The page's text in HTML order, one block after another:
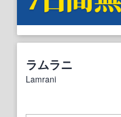
ラムラニ
Lamrani